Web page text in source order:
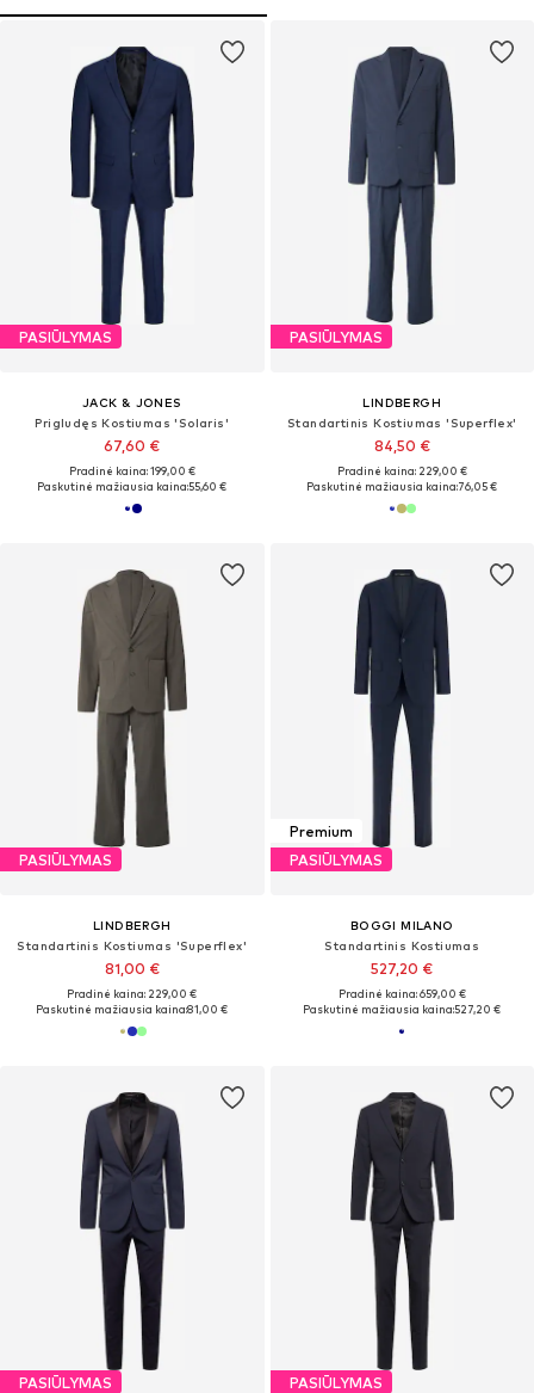
PASIŪLYMAS
JACK & JONES
Prigludęs Kostiumas 'Solaris'
67,60 €
Pradinė kaina: 199,00 €
Paskutinė mažiausia kaina:55,60 €
PASIŪLYMAS
LINDBERGH
Standartinis Kostiumas 'Superflex'
84,50 €
Pradinė kaina: 229,00 €
Paskutinė mažiausia kaina:76,05 €
PASIŪLYMAS
LINDBERGH
Standartinis Kostiumas 'Superflex'
81,00 €
Pradinė kaina: 229,00 €
Paskutinė mažiausia kaina:81,00 €
Premium
PASIŪLYMAS
BOGGI MILANO
Standartinis Kostiumas
527,20 €
Pradinė kaina: 659,00 €
Paskutinė mažiausia kaina:527,20 €
PASIŪLYMAS PASIŪLYMAS